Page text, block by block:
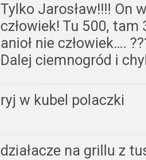
Tylko Jarosław!!!! On
człowiek! Tu 500,
anioł nie człowiek….
Dalej ciemnogród i
ryj w kubel polaczki
działacze na grillu z